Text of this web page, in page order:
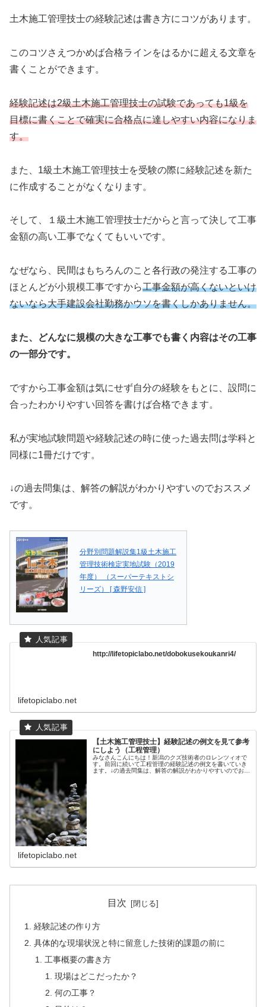
土木施工管理技士の経験記述は書き方にコツがあります。
このコツさえつかめば合格ラインをはるかに超える文章を
書くことができます。
経験記述は2級土木施工管理技士の試験であっても1級を
目標に書くことで確実に合格点に達しやすい内容になりま
す。
また、1級土木施工管理技士を受験の際に経験記述を新た
に作成することがなくなります。
そして、１級土木施工管理技士だからと言って決して工事
金額の高い工事でなくてもいいです。
なぜなら、民間はもちろんのこと各行政の発注する工事の
ほとんどが小規模工事ですから工事金額が高くないといけ
ないなら大手建設会社勤務かウソを書くしかありません。
また、どんなに規模の大きな工事でも書く内容はその工事
の一部分です。
ですから工事金額は気にせず自分の経験をもとに、設問に
合ったわかりやすい回答を書けば合格できます。
私が実地試験問題や経験記述の時に使った過去問は学科と
同様に1冊だけです。
↓の過去問集は、解答の解説がわかりやすいのでおススメ
です。
分野別問題解説集1級土木施工
管理技術検定実地試験（2019
年度） （スーパーテキストシ
リーズ） [ 森野安信 ]
http://lifetopiclabo.net/dobokusekoukanri4/
lifetopiclabo.net
【土木施工管理技士】経験記述の例文を見て参考
にしよう（工程管理）
みなさんこんにちは！新潟のクズ技術者のロレンツィオで
す。前回に続いて工程管理の経験記述の例文を書いていき
ます。↓の過去問集は、解答の解説がわかりやすいのでおス
lifetopiclabo.net
目次
経験記述の作り方
具体的な現場状況と特に留意した技術的課題の前に
工事概要の書き方
現場はどこだったか？
何の工事？